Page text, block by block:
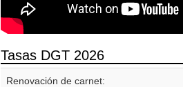
Tasas DGT 2026
Renovación de carnet: